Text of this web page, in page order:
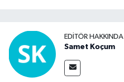
EDITÖR HAKKINDA
Samet Koçum